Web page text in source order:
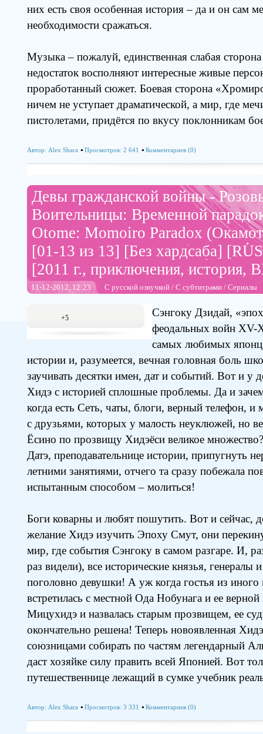
них есть своя особенная история – да и он сам
необходимости сражаться.
Музыка – пожалуй, единственная слабая сторона
недостаток восполняют интересные живые
проработанный сюжет. Боевая сторона
ничем не уступает драматической, а мир, где
пистолетами, придётся по вкусу поклонникам
Автор: Alex Shara Просмотров: 2 641 Комментариев (0)
Девы гражданской войны -
Воительницы: Временной
Otome: Momoiro Paradox
[01-13 из 13] [Без хардсаба]
[2011 г., приключения, история,
11-12-2012, 12:23 С русской озвучкой / С субтитрами / Сериалы
+5
Сэнгоку Дзидай,
феодальных войн XV-
самых любимых
истории и, разумеется, вечная головная боль
заучивать десятки имен, дат и событий. Вот и у
Хидэ с историей сплошные проблемы. Да и
когда есть Сеть, чаты, блоги, верный телефон,
с друзьями, которых у малость неуклюжей, но
Ёсино по прозвищу Хидэёси великое
Датэ, преподавательнице истории, припугнуть
летними занятиями, отчего та сразу побежала
испытанным способом – молиться!
Боги коварны и любят пошутить. Вот и сейчас,
желание Хидэ изучить Эпоху Смут, они
мир, где события Сэнгоку в самом разгаре. И,
раз видели), все исторические князья, генералы
поголовно девушки! А уж когда гостья из иного
встретилась с местной Ода Нобунага и ее
Мицухидэ и назвалась старым прозвищем, ее
окончательно решена! Теперь новоявленная
союзницами собирать по частям легендарный
даст хозяйке силу править всей Японией. Вот
путешественнице лежащий в сумке учебник
Автор: Alex Shara Просмотров: 3 331 Комментариев (0)